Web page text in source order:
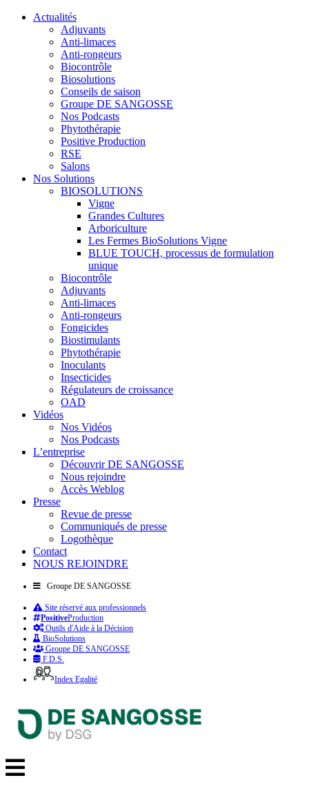
Actualités
Adjuvants
Anti-limaces
Anti-rongeurs
Biocontrôle
Biosolutions
Conseils de saison
Groupe DE SANGOSSE
Nos Podcasts
Phytothérapie
Positive Production
RSE
Salons
Nos Solutions
BIOSOLUTIONS
Vigne
Grandes Cultures
Arboriculture
Les Fermes BioSolutions Vigne
BLUE TOUCH, processus de formulation
unique
Biocontrôle
Adjuvants
Anti-limaces
Anti-rongeurs
Fongicides
Biostimulants
Phytothérapie
Inoculants
Insecticides
Régulateurs de croissance
OAD
Vidéos
Nos Vidéos
Nos Podcasts
L’entreprise
Découvrir DE SANGOSSE
Nous rejoindre
Accès Weblog
Presse
Revue de presse
Communiqués de presse
Logothèque
Contact
NOUS REJOINDRE
Groupe DE SANGOSSE
Site réservé aux professionnels
PositiveProduction
Outils d'Aide à la Décision
BioSolutions
Groupe DE SANGOSSE
F.D.S.
Index Egalité